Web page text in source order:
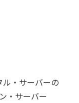
・サーバーの
・サーバー